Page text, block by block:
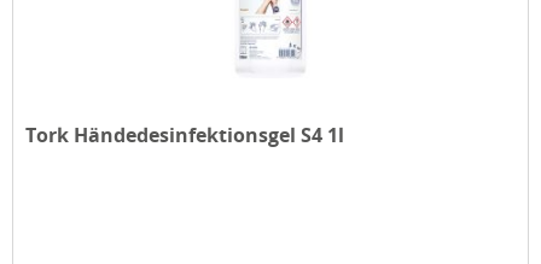
Tork Händedesinfektionsgel S4 1l